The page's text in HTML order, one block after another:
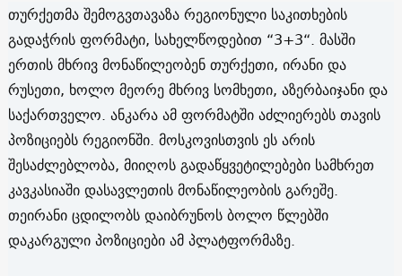
თურქეთმა შემოგვთავაზა რეგიონული საკითხების
გადაჭრის ფორმატი, სახელწოდებით “3+3“. მასში
ერთის მხრივ მონაწილეობენ თურქეთი, ირანი და
რუსეთი, ხოლო მეორე მხრივ სომხეთი, აზერბაიჯანი და
საქართველო. ანკარა ამ ფორმატში აძლიერებს თავის
პოზიციებს რეგიონში. მოსკოვისთვის ეს არის
შესაძლებლობა, მიიღოს გადაწყვეტილებები სამხრეთ
კავკასიაში დასავლეთის მონაწილეობის გარეშე.
თეირანი ცდილობს დაიბრუნოს ბოლო წლებში
დაკარგული პოზიციები ამ პლატფორმაზე.